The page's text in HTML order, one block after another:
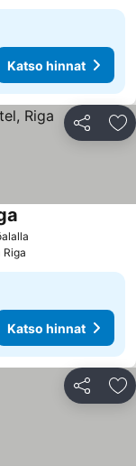
Katso hinnat
Jaa
Riga
Katso hinnat
Jaa